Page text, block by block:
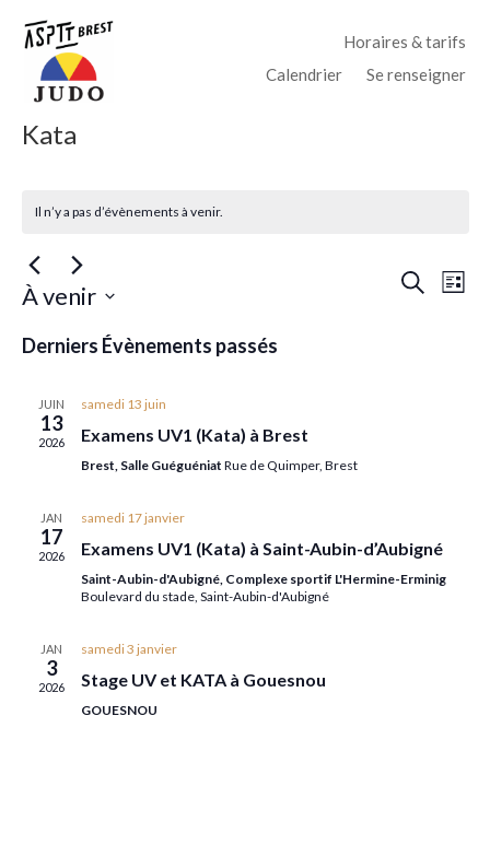
Horaires & tarifs
Calendrier
Se renseigner
Kata
Il n’y a pas d’évènements à venir.
Recherche
Liste
À venir
une
Derniers Évènements passés
JUIN
13
2026
samedi 13 juin
Examens UV1 (Kata) à Brest
Brest, Salle Guéguéniat Rue de Quimper, Brest
JAN
17
2026
samedi 17 janvier
Examens UV1 (Kata) à Saint-Aubin-d’Aubigné
Saint-Aubin-d'Aubigné, Complexe sportif L'Hermine-Erminig
Boulevard du stade, Saint-Aubin-d'Aubigné
JAN
3
2026
samedi 3 janvier
Stage UV et KATA à Gouesnou
GOUESNOU